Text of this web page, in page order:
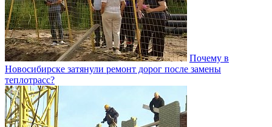
Почему в
Новосибирске затянули ремонт дорог после замены
теплотрасс?